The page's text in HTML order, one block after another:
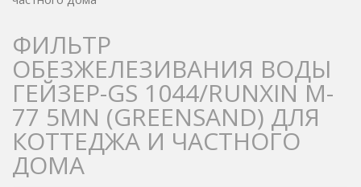
ФИЛЬТР
ОБЕЗЖЕЛЕЗИВАНИЯ ВОДЫ
ГЕЙЗЕР-GS 1044/RUNXIN M-
77 5MN (GREENSAND) ДЛЯ
КОТТЕДЖА И ЧАСТНОГО
ДОМА